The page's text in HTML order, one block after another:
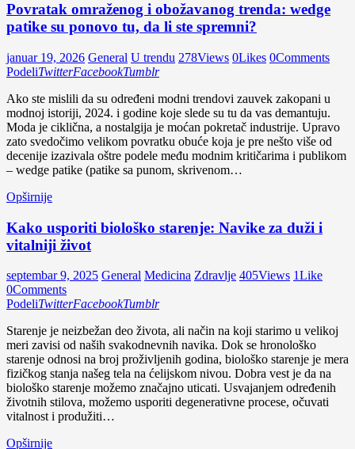
Povratak omraženog i obožavanog trenda: wedge
patike su ponovo tu, da li ste spremni?
januar 19, 2026 General U trendu 278Views 0Likes 0Comments
PodeliTwitterFacebookTumblr
Ako ste mislili da su određeni modni trendovi zauvek zakopani u
modnoj istoriji, 2024. i godine koje slede su tu da vas demantuju.
Moda je ciklična, a nostalgija je moćan pokretač industrije. Upravo
zato svedočimo velikom povratku obuće koja je pre nešto više od
decenije izazivala oštre podele među modnim kritičarima i publikom
– wedge patike (patike sa punom, skrivenom…
Opširnije
Kako usporiti biološko starenje: Navike za duži i
vitalniji život
septembar 9, 2025 General Medicina Zdravlje 405Views 1Like
0Comments
PodeliTwitterFacebookTumblr
Starenje je neizbežan deo života, ali način na koji starimo u velikoj
meri zavisi od naših svakodnevnih navika. Dok se hronološko
starenje odnosi na broj proživljenih godina, biološko starenje je mera
fizičkog stanja našeg tela na ćelijskom nivou. Dobra vest je da na
biološko starenje možemo značajno uticati. Usvajanjem određenih
životnih stilova, možemo usporiti degenerativne procese, očuvati
vitalnost i produžiti…
Opširnije